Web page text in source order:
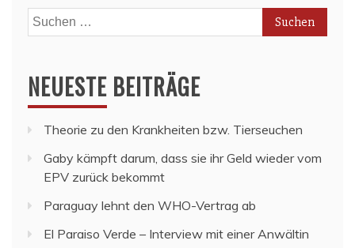
Suchen
nach:
NEUESTE BEITRÄGE
Theorie zu den Krankheiten bzw. Tierseuchen
Gaby kämpft darum, dass sie ihr Geld wieder vom
EPV zurück bekommt
Paraguay lehnt den WHO-Vertrag ab
El Paraiso Verde – Interview mit einer Anwältin